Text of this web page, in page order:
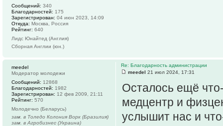
Сообщений: 340
Благодарностей: 175
Зарегистрирован: 04 июн 2023, 14:09
Откуда: Москва, Россия
Рейтинг: 640
Лидс Юнайтед (Англия)
Сборная Англии (юн.)
Re: Благодарность администрации
meedel 21 июл 2024, 17:31
Осталось ещё
медцентр и
услышит нас и
meedel
Модератор молодежи
Сообщений: 12868
Благодарностей: 1982
Зарегистрирован: 12 фев 2009, 21:11
Рейтинг: 570
Молодечно (Беларусь)
зам. в Толедо Колония Ворк (Бразилия)
зам. в Агробизнес (Украина)